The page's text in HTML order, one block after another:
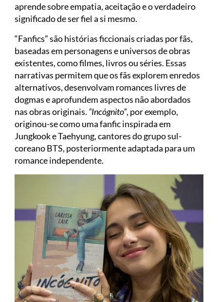
aprende sobre empatia, aceitação e o verdadeiro
significado de ser fiel a si mesmo.
“Fanfics” são histórias ficcionais criadas por fãs,
baseadas em personagens e universos de obras
existentes, como filmes, livros ou séries. Essas
narrativas permitem que os fãs explorem enredos
alternativos, desenvolvam romances livres de
dogmas e aprofundem aspectos não abordados
nas obras originais. “Incógnito”, por exemplo,
originou-se como uma fanfic inspirada em
Jungkook e Taehyung, cantores do grupo sul-
coreano BTS, posteriormente adaptada para um
romance independente.